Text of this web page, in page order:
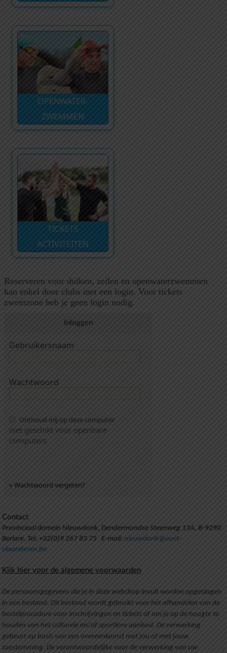
OPENWATER-
ZWEMMEN
TICKETS
ACTIVITEITEN
Reserveren voor duiken, zeilen en openwaterzwemmen
kan enkel door clubs met een login. Voor tickets
zwemzone heb je geen login nodig.
Inloggen
Gebruikersnaam
Wachtwoord
Onthoud mij op deze computer
niet geschikt voor openbare
computers
» Wachtwoord vergeten?
Contact
Provinciaal domein Nieuwdonk, Dendermondse Steenweg 13A, B-9290
Berlare. Tel. +32(0)9 267 83 75 E-mail: nieuwdonk@oost-
vlaanderen.be
Klik hier voor de algemene voorwaarden
De persoonsgegevens die je in deze webshop invult worden opgeslagen
in een bestand. Dit bestand wordt gebruikt voor het afhandelen van de
bestelprocedure voor inschrijvingen en tickets of om je op de hoogte te
houden van het culturele en/of sportieve aanbod. De verwerking
gebeurt op basis van een overeenkomst met jou of met jouw
toestemming. De verantwoordelijke voor de verwerking van uw